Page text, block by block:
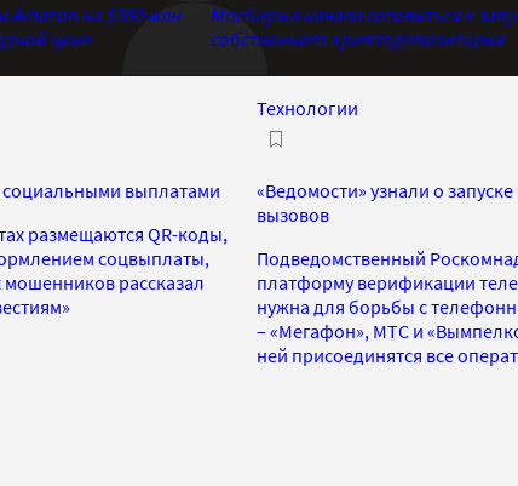
Amazon на $350 млн
цене
Мосбиржа начала готовиться к
собственного криптодепозитария
социальными выплатами
размещаются QR-коды,
соцвыплаты,
рассказал
Технологии
«Ведомости» узнали о
вызовов
Подведомственный
платформу верификации
нужна для борьбы с
– «Мегафон», МТС и
ней присоединятся все